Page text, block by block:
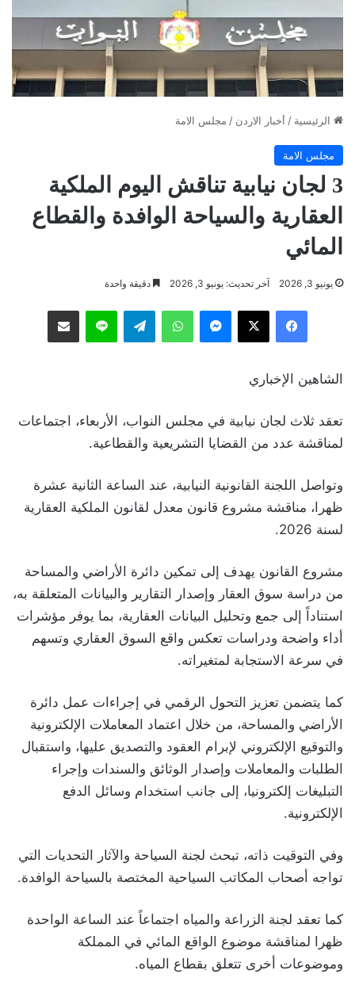
الرئيسية / أخبار الاردن / مجلس الامة
مجلس الامة
3 لجان نيابية تناقش اليوم الملكية
العقارية والسياحة الوافدة والقطاع
المائي
يونيو 3, 2026 آخر تحديث: يونيو 3, 2026 دقيقة واحدة
فيسبوك ‫X ماسنجر واتساب تيلقرام لاين مشاركة عبر البريد
الشاهين الإخباري
تعقد ثلاث لجان نيابية في مجلس النواب، الأربعاء، اجتماعات
لمناقشة عدد من القضايا التشريعية والقطاعية.
وتواصل اللجنة القانونية النيابية، عند الساعة الثانية عشرة
ظهرا، مناقشة مشروع قانون معدل لقانون الملكية العقارية
لسنة 2026.
مشروع القانون يهدف إلى تمكين دائرة الأراضي والمساحة
من دراسة سوق العقار وإصدار التقارير والبيانات المتعلقة به،
استناداً إلى جمع وتحليل البيانات العقارية، بما يوفر مؤشرات
أداء واضحة ودراسات تعكس واقع السوق العقاري وتسهم
في سرعة الاستجابة لمتغيراته.
كما يتضمن تعزيز التحول الرقمي في إجراءات عمل دائرة
الأراضي والمساحة، من خلال اعتماد المعاملات الإلكترونية
والتوقيع الإلكتروني لإبرام العقود والتصديق عليها، واستقبال
الطلبات والمعاملات وإصدار الوثائق والسندات وإجراء
التبليغات إلكترونيا، إلى جانب استخدام وسائل الدفع
الإلكترونية.
وفي التوقيت ذاته، تبحث لجنة السياحة والآثار التحديات التي
تواجه أصحاب المكاتب السياحية المختصة بالسياحة الوافدة.
كما تعقد لجنة الزراعة والمياه اجتماعاً عند الساعة الواحدة
ظهرا لمناقشة موضوع الواقع المائي في المملكة
وموضوعات أخرى تتعلق بقطاع المياه.